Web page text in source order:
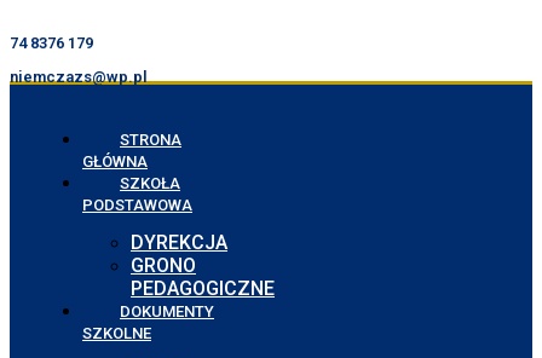
74 8376 179
niemczazs@wp.pl
STRONA
GŁÓWNA
SZKOŁA
PODSTAWOWA
DYREKCJA
GRONO
PEDAGOGICZNE
DOKUMENTY
SZKOLNE